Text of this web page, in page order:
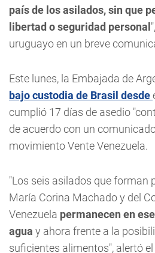
país de los asilados, sin que
libertad o seguridad personal
uruguayo en un breve
Este lunes, la Embajada de
bajo custodia de Brasil desde
cumplió 17 días de asedio
de acuerdo con un
movimiento Vente Venezuela.
"Los seis asilados que forman
María Corina Machado y del
Venezuela permanecen en
agua y ahora frente a la
suficientes alimentos", alertó